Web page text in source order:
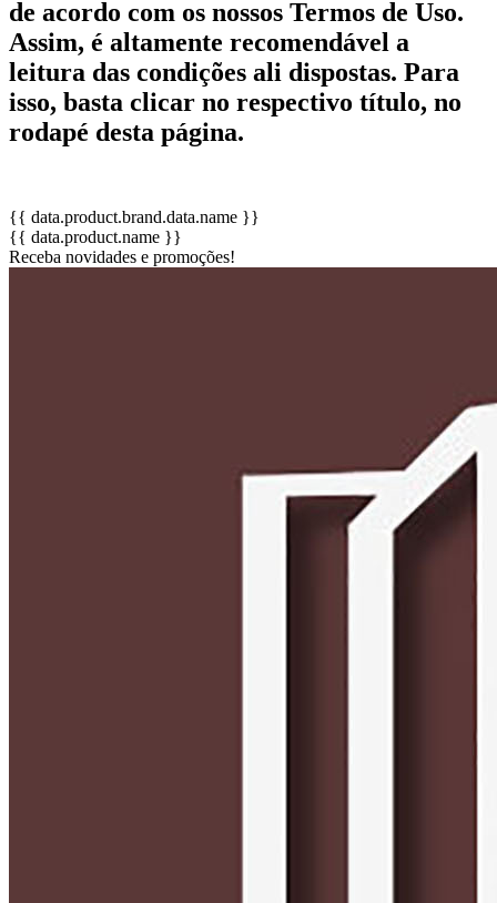
de acordo com os nossos Termos de Uso.
Assim, é altamente recomendável a
leitura das condições ali dispostas. Para
isso, basta clicar no respectivo título, no
rodapé desta página.
{{ data.product.brand.data.name }}
{{ data.product.name }}
Receba novidades e promoções!